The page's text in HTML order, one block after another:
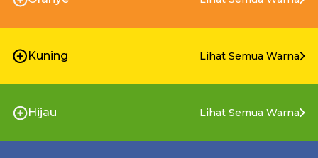
Kuning Lihat Semua Warna
Hijau Lihat Semua Warna